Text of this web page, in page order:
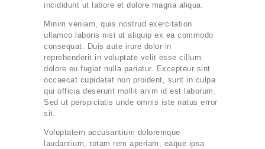
incididunt ut labore et dolore magna aliqua.
Minim veniam, quis nostrud exercitation
ullamco laboris nisi ut aliquip ex ea commodo
consequat. Duis aute irure dolor in
reprehenderit in voluptate velit esse cillum
dolore eu fugiat nulla pariatur. Excepteur sint
occaecat cupidatat non proident, sunt in culpa
qui officia deserunt mollit anim id est laborum.
Sed ut perspiciatis unde omnis iste natus error
sit.
Voluptatem accusantium doloremque
laudantium, totam rem aperiam, eaque ipsa